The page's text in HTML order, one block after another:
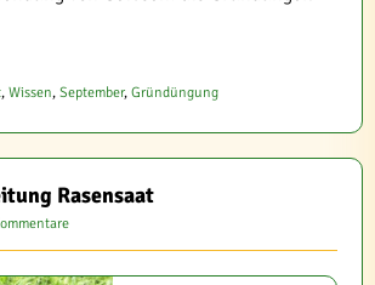
, Wissen, September, Gründüngung
Rasensaat